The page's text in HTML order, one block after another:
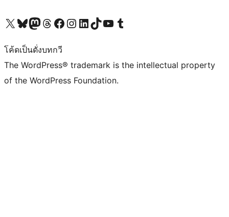
Visit our X (formerly Twitter) account
Visit our Bluesky account
Visit our Mastodon account
Visit our Threads account
Visit our Facebook page
Visit our Instagram account
Visit our LinkedIn account
Visit our TikTok account
Visit our YouTube channel
Visit our Tumblr account
โค้ดเป็นดั่งบทกวี
The WordPress® trademark is the intellectual property
of the WordPress Foundation.